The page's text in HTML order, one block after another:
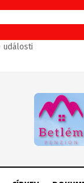
události